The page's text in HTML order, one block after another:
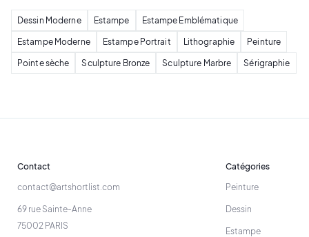
Dessin Moderne Estampe Estampe Emblématique
Estampe Moderne Estampe Portrait Lithographie Peinture
Pointe sèche Sculpture Bronze Sculpture Marbre Sérigraphie
Contact
contact@artshortlist.com
69 rue Sainte-Anne
75002 PARIS
Catégories
Peinture
Dessin
Estampe